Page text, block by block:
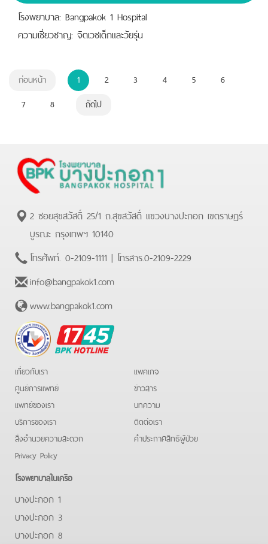
โรงพยาบาล: Bangpakok 1 Hospital
ความเชี่ยวชาญ: จิตเวชเด็กและวัยรุ่น
ก่อนหน้า 1 2 3 4 5
6
7
8 ถัดไป
2 ซอยสุขสวัสดิ์ 25/1 ถ.สุขสวัสดิ์ แขวงบางปะกอก เขตราษฏร์
บูรณะ กรุงเทพฯ 10140
โทรศัพท์. 0-2109-1111 | โทรสาร.0-2109-2229
info@bangpakok1.com
www.bangpakok1.com
BPK
Hotline
เกี่ยวกับเรา
ศูนย์การแพทย์
แพทย์ของเรา
บริการของเรา
สิ่งอำนวยความสะดวก
Privacy Policy
แพคเกจ
ข่าวสาร
บทความ
ติดต่อเรา
คําประกาศสิทธิผู้ป่วย
โรงพยาบาลในเครือ
บางปะกอก 1
บางปะกอก 3
บางปะกอก 8